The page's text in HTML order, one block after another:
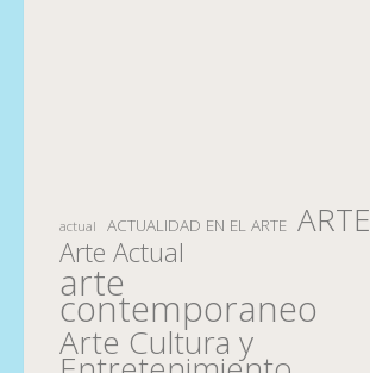
actual ACTUALIDAD EN EL ARTE ARTE
Arte Actual
arte
contemporaneo
Arte Cultura y